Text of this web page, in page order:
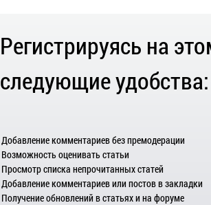
Регистрируясь на
следующие удобства:
Добавление комментариев без премодерации
Возможность оценивать статьи
Просмотр списка непрочитанных статей
Добавление комментариев или постов в закладки
Получение обновлений в статьях и на форуме